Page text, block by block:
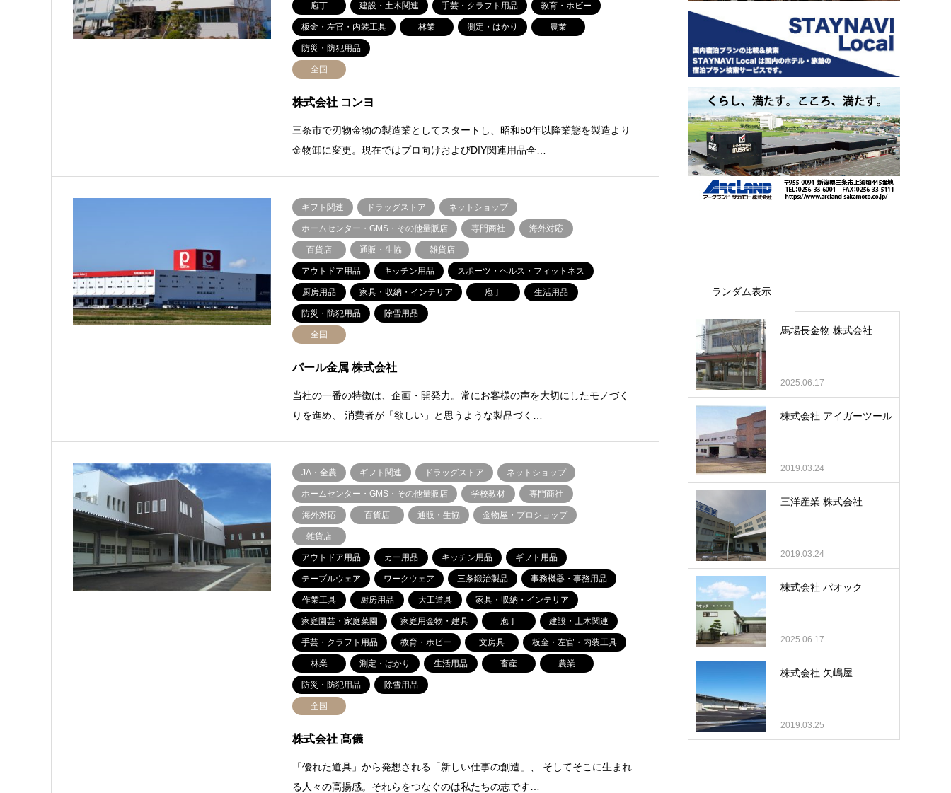
庖丁 建設・土木関連 手芸・クラフト用品 教育・ホビー
板金・左官・内装工具 林業 測定・はかり 農業
防災・防犯用品
全国
株式会社 コンヨ
三条市で刃物金物の製造業としてスタートし、昭和50年以降業態を製造より
金物卸に変更。現在ではプロ向けおよびDIY関連用品全…
ギフト関連 ドラッグストア ネットショップ
ホームセンター・GMS・その他量販店 専門商社 海外対応
百貨店 通販・生協 雑貨店
アウトドア用品 キッチン用品 スポーツ・ヘルス・フィットネス
厨房用品 家具・収納・インテリア 庖丁 生活用品
防災・防犯用品 除雪用品
全国
パール金属 株式会社
当社の一番の特徴は、企画・開発力。常にお客様の声を大切にしたモノづく
りを進め、 消費者が「欲しい」と思うような製品づく…
JA・全農 ギフト関連 ドラッグストア ネットショップ
ホームセンター・GMS・その他量販店 学校教材 専門商社
海外対応 百貨店 通販・生協 金物屋・プロショップ
雑貨店
アウトドア用品 カー用品 キッチン用品 ギフト用品
テーブルウェア ワークウェア 三条鍛治製品 事務機器・事務用品
作業工具 厨房用品 大工道具 家具・収納・インテリア
家庭園芸・家庭菜園 家庭用金物・建具 庖丁 建設・土木関連
手芸・クラフト用品 教育・ホビー 文房具 板金・左官・内装工具
林業 測定・はかり 生活用品 畜産 農業
防災・防犯用品 除雪用品
全国
株式会社 髙儀
「優れた道具」から発想される「新しい仕事の創造」、 そしてそこに生まれ
る人々の高揚感。それらをつなぐのは私たちの志です…
ランダム表示
馬場長金物 株式会社
2025.06.17
株式会社 アイガーツール
2019.03.24
三洋産業 株式会社
2019.03.24
株式会社 パオック
2025.06.17
株式会社 矢嶋屋
2019.03.25